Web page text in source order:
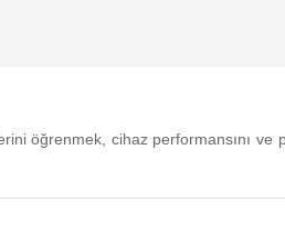
öğrenmek, cihaz performansını ve